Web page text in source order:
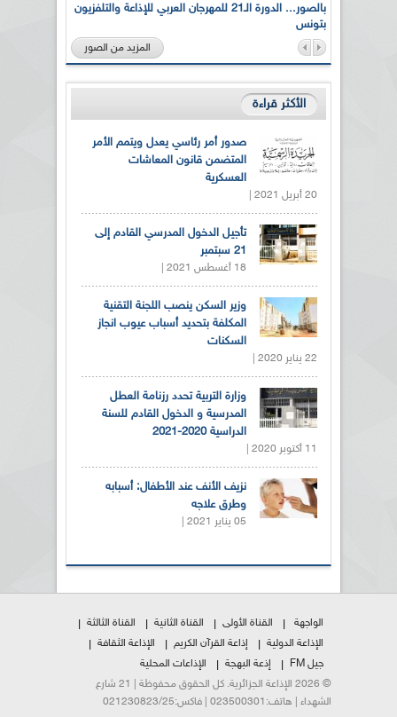
بالصور... الدورة الـ21 للمهرجان العربي للإذاعة والتلفزيون
بتونس
المزيد من الصور
الأكثر قراءة
صدور أمر رئاسي يعدل ويتمم الأمر
المتضمن قانون المعاشات
العسكرية
20 أبريل 2021 |
تأجيل الدخول المدرسي القادم إلى
21 سبتمبر
18 أغسطس 2021 |
وزير السكن ينصب اللجنة التقنية
المكلفة بتحديد أسباب عيوب انجاز
السكنات
22 يناير 2020 |
وزارة التربية تحدد رزنامة العطل
المدرسية و الدخول القادم للسنة
الدراسية 2020-2021
11 أكتوبر 2020 |
نزيف الأنف عند الأطفال: أسبابه
وطرق علاجه
05 يناير 2021 |
الواجهة القناة الأولى القناة الثانية
القناة الثالثة
الإذاعة الدولية
إذاعة القرآن الكريم
الإذاعة الثقافة
جيل FM
إذعة البهجة
الإذاعات المحلية
© 2026 الإذاعة الجزائرية. كل الحقوق محفوظة | 21 شارع
الشهداء | هاتف:023500301 | فاكس:021230823/25